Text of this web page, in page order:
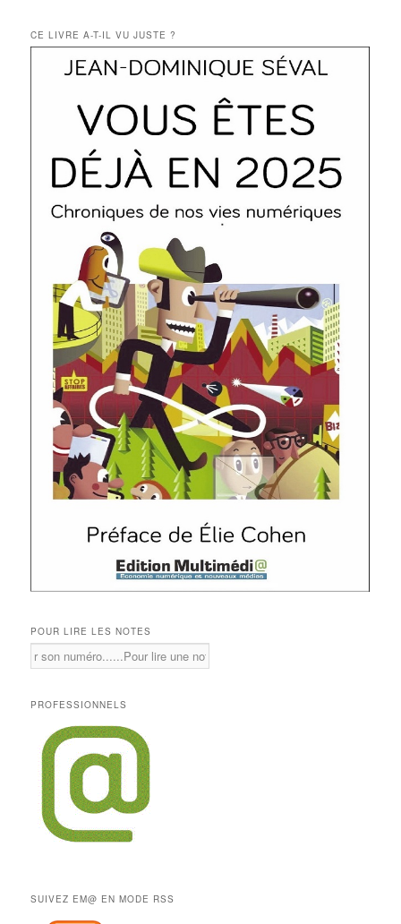
CE LIVRE A-T-IL VU JUSTE ?
POUR LIRE LES NOTES
PROFESSIONNELS
SUIVEZ EM@ EN MODE RSS